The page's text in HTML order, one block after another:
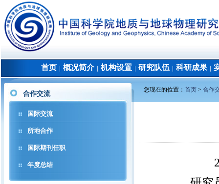
首页 概况简介│ 机构设置 研究队伍 科研成果│
合作交流
国际交流
所地合作
国际期刊任职
年度总结
您现在的位置： 首页 > 合作